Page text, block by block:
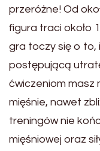
przeróżne! Od
figura traci około
gra toczy się o to,
postępującą
ćwiczeniom masz
mięśnie, nawet
treningów nie
mięśniowej oraz